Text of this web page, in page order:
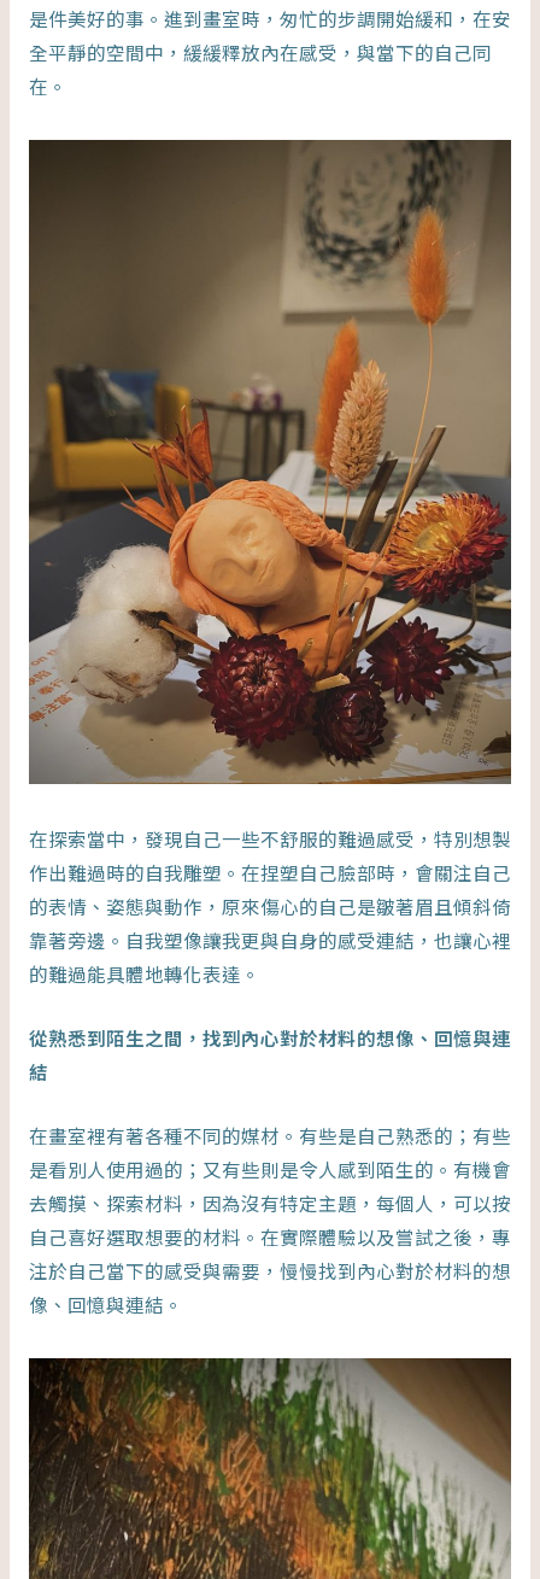
是件美好的事。進到畫室時，匆忙的步調開始緩和，在安
全平靜的空間中，緩緩釋放內在感受，與當下的自己同
在。
在探索當中，發現自己一些不舒服的難過感受，特別想製
作出難過時的自我雕塑。在捏塑自己臉部時，會關注自己
的表情、姿態與動作，原來傷心的自己是皺著眉且傾斜倚
靠著旁邊。自我塑像讓我更與自身的感受連結，也讓心裡
的難過能具體地轉化表達。
從熟悉到陌生之間，找到內心對於材料的想像、回憶與連
結
在畫室裡有著各種不同的媒材。有些是自己熟悉的；有些
是看別人使用過的；又有些則是令人感到陌生的。有機會
去觸摸、探索材料，因為沒有特定主題，每個人，可以按
自己喜好選取想要的材料。在實際體驗以及嘗試之後，專
注於自己當下的感受與需要，慢慢找到內心對於材料的想
像、回憶與連結。